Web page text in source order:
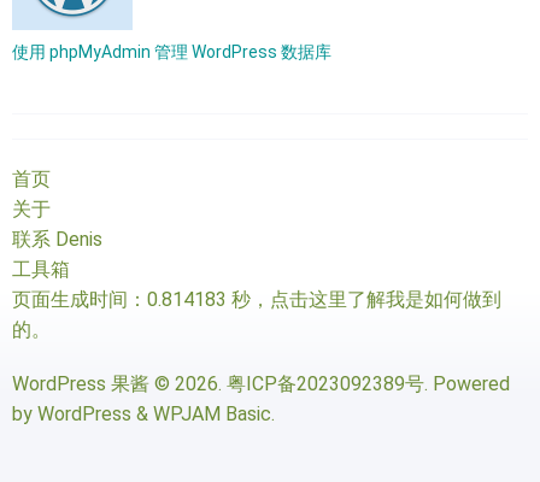
使用 phpMyAdmin 管理 WordPress 数据库
首页
关于
联系 Denis
工具箱
页面生成时间：0.814183 秒， 点击这里了解我是如何做到
的。
WordPress 果酱 © 2026. 粤ICP备2023092389号. Powered
by WordPress & WPJAM Basic.